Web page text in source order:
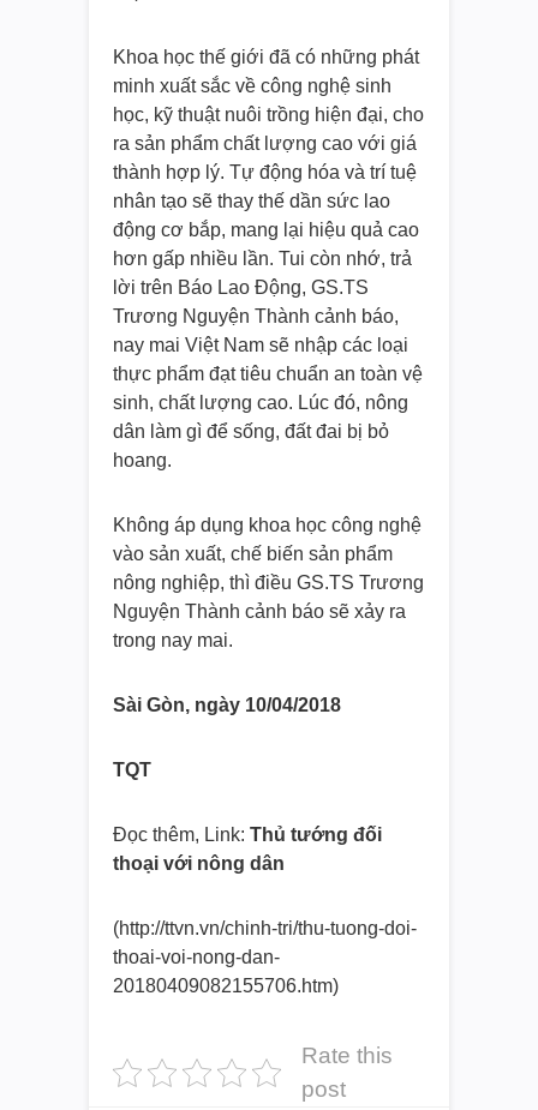
Khoa học thế giới đã có những phát
minh xuất sắc về công nghệ sinh
học, kỹ thuật nuôi trồng hiện đại, cho
ra sản phẩm chất lượng cao với giá
thành hợp lý. Tự động hóa và trí tuệ
nhân tạo sẽ thay thế dần sức lao
động cơ bắp, mang lại hiệu quả cao
hơn gấp nhiều lần. Tui còn nhớ, trả
lời trên Báo Lao Động, GS.TS
Trương Nguyện Thành cảnh báo,
nay mai Việt Nam sẽ nhập các loại
thực phẩm đạt tiêu chuẩn an toàn vệ
sinh, chất lượng cao. Lúc đó, nông
dân làm gì để sống, đất đai bị bỏ
hoang.
Không áp dụng khoa học công nghệ
vào sản xuất, chế biến sản phẩm
nông nghiệp, thì điều GS.TS Trương
Nguyện Thành cảnh báo sẽ xảy ra
trong nay mai.
Sài Gòn, ngày 10/04/2018
TQT
Đọc thêm, Link: Thủ tướng đối
thoại với nông dân
(http://ttvn.vn/chinh-tri/thu-tuong-doi-
thoai-voi-nong-dan-
20180409082155706.htm)
Rate this
post